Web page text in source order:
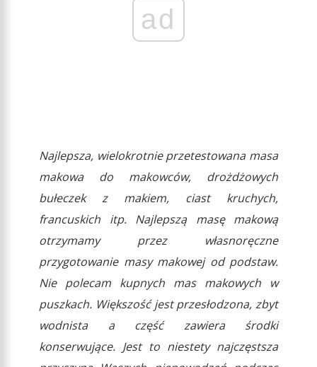
ad
Najlepsza, wielokrotnie przetestowana masa
makowa do makowców, drożdżowych
bułeczek z makiem, ciast kruchych,
francuskich itp. Najlepszą masę makową
otrzymamy przez własnoręczne
przygotowanie masy makowej od podstaw.
Nie polecam kupnych mas makowych w
puszkach. Większość jest przesłodzona, zbyt
wodnista a część zawiera środki
konserwujące. Jest to niestety najczęstsza